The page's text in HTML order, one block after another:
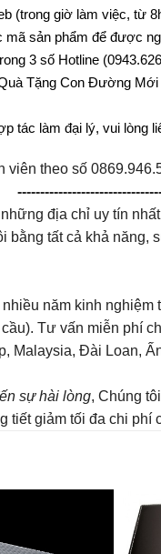
(trong giờ làm việc, từ
sản phẩm để được
3 số Hotline
Tặng Con Đường
tác làm đại lý, vui lòng
theo số
địa chỉ uy tín
bằng tất cả khả
năm kinh
Tư vấn miễn
Malaysia, Đài Loan,
sự hài lòng, Chúng
giảm tối đa chi